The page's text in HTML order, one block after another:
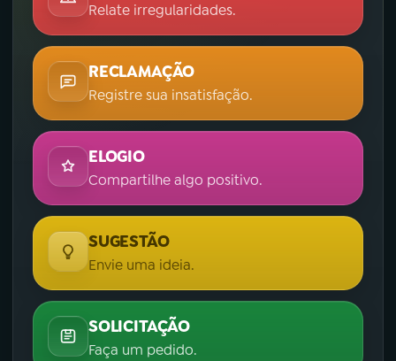
Relate irregularidades.
RECLAMAÇÃO
Registre sua insatisfação.
ELOGIO
Compartilhe algo positivo.
SUGESTÃO
Envie uma ideia.
SOLICITAÇÃO
Faça um pedido.